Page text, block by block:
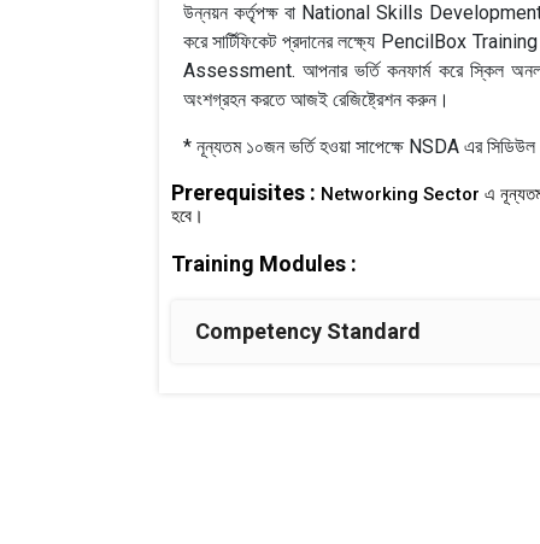
উন্নয়ন কর্তৃপক্ষ বা National Skills
করে সার্টিফিকেট প্রদানের লক্ষ্যে PencilBox
Assessment. আপনার ভর্তি কনফার্ম করে স্কিল
অংশগ্রহন করতে আজই রেজিষ্ট্রেশন করুন।
* নূন্যতম ১০জন ভর্তি হওয়া সাপেক্ষে NSDA এর সিডিউল
Prerequisites : Networking Sector এ নূন্যতম ১
হবে।
Training Modules :
Competency Standard